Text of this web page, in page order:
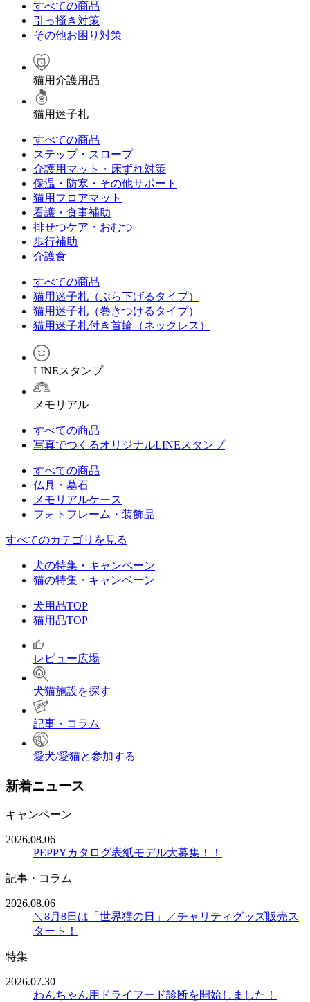
すべての商品
引っ掻き対策
その他お困り対策
猫用介護用品
猫用迷子札
すべての商品
ステップ・スロープ
介護用マット・床ずれ対策
保温・防寒・その他サポート
猫用フロアマット
看護・食事補助
排せつケア・おむつ
歩行補助
介護食
すべての商品
猫用迷子札（ぶら下げるタイプ）
猫用迷子札（巻きつけるタイプ）
猫用迷子札付き首輪（ネックレス）
LINEスタンプ
メモリアル
すべての商品
写真でつくるオリジナルLINEスタンプ
すべての商品
仏具・墓石
メモリアルケース
フォトフレーム・装飾品
すべてのカテゴリを見る
犬の特集・キャンペーン
猫の特集・キャンペーン
犬用品TOP
猫用品TOP
レビュー広場
犬猫施設を探す
記事・コラム
愛犬/愛猫と参加する
新着ニュース
キャンペーン
2026.08.06
PEPPYカタログ表紙モデル大募集！！
記事・コラム
2026.08.06
＼8月8日は「世界猫の日」／チャリティグッズ販売ス
タート！
特集
2026.07.30
わんちゃん用ドライフード診断を開始しました！